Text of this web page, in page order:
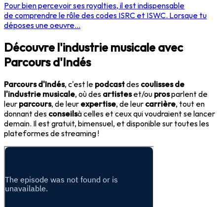
Pour bien percevoir ses royalties, il est indispensable
de comprendre le rôle des codes ISRC et ISWC. Lorsque tu
déposes une oeuvre...
Découvre l'industrie musicale avec
Parcours d'Indés
Parcours d'Indés, c'est le podcastdes coulisses de
l'industrie musicale, où des artisteset/ou prosparlent de
leur parcours, de leur expertise, de leur carrière, tout en
donnant des conseilsà celles et ceux qui voudraient se lancer
demain. Il est gratuit, bimensuel, et disponible sur toutes les
plateformes de streaming !